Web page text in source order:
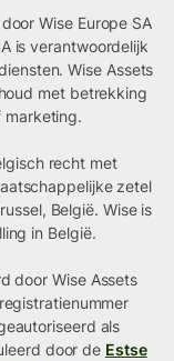
Wise Europe SA
is verantwoordelijk
Wise Assets
met betrekking
marketing.
recht met
zetel
België. Wise is
in België.
door Wise Assets
als
door de Estse